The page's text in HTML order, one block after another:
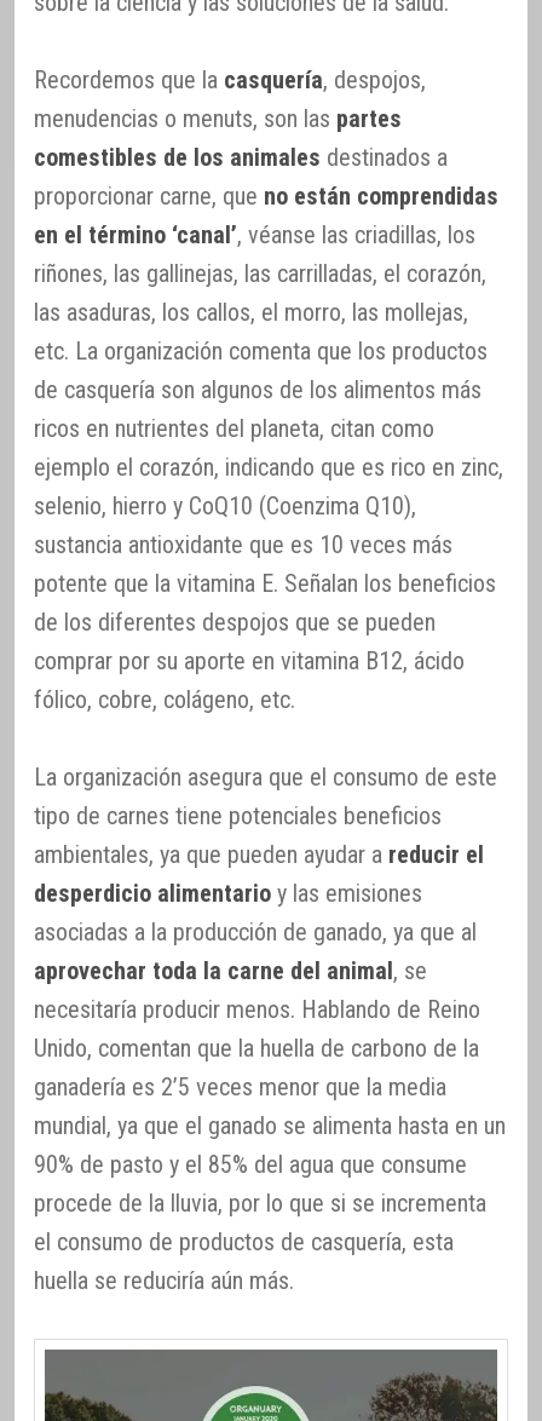
Recordemos que la casquería, despojos,
menudencias o menuts, son las partes
comestibles de los animales destinados a
proporcionar carne, que no están comprendidas
en el término ‘canal’, véanse las criadillas, los
riñones, las gallinejas, las carrilladas, el corazón,
las asaduras, los callos, el morro, las mollejas,
etc. La organización comenta que los productos
de casquería son algunos de los alimentos más
ricos en nutrientes del planeta, citan como
ejemplo el corazón, indicando que es rico en zinc,
selenio, hierro y CoQ10 (Coenzima Q10),
sustancia antioxidante que es 10 veces más
potente que la vitamina E. Señalan los beneficios
de los diferentes despojos que se pueden
comprar por su aporte en vitamina B12, ácido
fólico, cobre, colágeno, etc.
La organización asegura que el consumo de este
tipo de carnes tiene potenciales beneficios
ambientales, ya que pueden ayudar a reducir el
desperdicio alimentario y las emisiones
asociadas a la producción de ganado, ya que al
aprovechar toda la carne del animal , se
necesitaría producir menos. Hablando de Reino
Unido, comentan que la huella de carbono de la
ganadería es 2’5 veces menor que la media
mundial, ya que el ganado se alimenta hasta en un
90% de pasto y el 85% del agua que consume
procede de la lluvia, por lo que si se incrementa
el consumo de productos de casquería, esta
huella se reduciría aún más.